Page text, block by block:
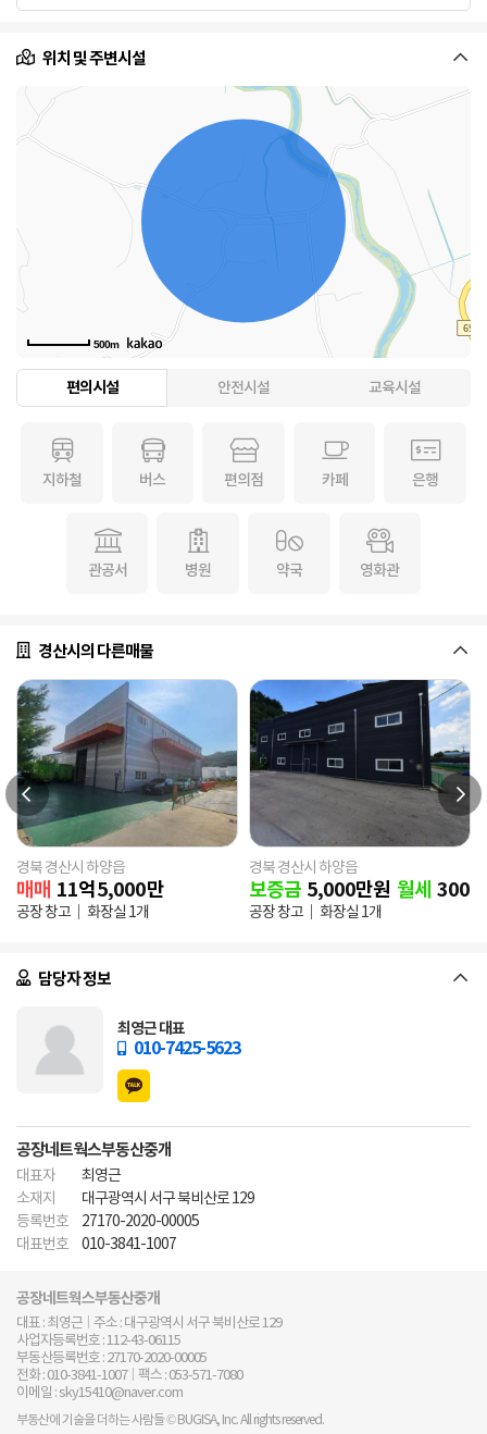
위치 및 주변시설
500m
편의시설 안전시설 교육시설
지하철 버스 편의점 카페 은행
관공서 병원 약국 영화관
경산시의 다른매물
경북 경산시 하양읍
매매 11억5,000만
공장 창고 화장실 1개
경북 경산시 하양읍
보증금 5,000만원 월세 300
공장 창고 화장실 1개
담당자 정보
최영근 대표
010-7425-5623
공장네트웍스부동산중개
대표자
최영근
소재지
대구광역시 서구 북비산로 129
등록번호
27170-2020-00005
대표번호
010-3841-1007
공장네트웍스부동산중개
대표 : 최영근 주소 : 대구광역시 서구 북비산로 129
사업자등록번호 : 112-43-06115
부동산등록번호 : 27170-2020-00005
전화 : 010-3841-1007 팩스 : 053-571-7080
이메일 : sky15410@naver.com
부동산에 기술을 더하는 사람들 © BUGISA, Inc. All rights reserved.